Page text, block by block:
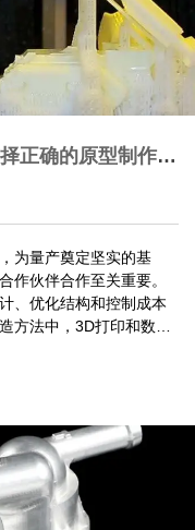
正确的原型制作方
为量产奠定坚实的基
作伙伴合作至关重要。
、优化结构和控制成本
方法中，3D打印和数控